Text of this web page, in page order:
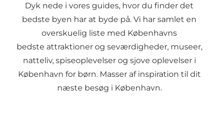
Dyk nede i vores guides, hvor du finder det
bedste byen har at byde på. Vi har samlet en
overskuelig liste med Københavns
bedste attraktioner og seværdigheder, museer,
natteliv, spiseoplevelserog sjove oplevelser i
København for børn. Masser af inspiration til dit
næste besøg i København.